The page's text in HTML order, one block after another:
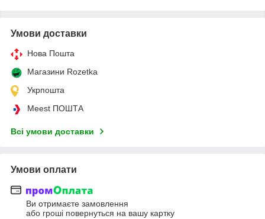
Умови доставки
Нова Пошта
Магазини Rozetka
Укрпошта
Meest ПОШТА
Всі умови доставки
Умови оплати
Ви отримаєте замовлення
або гроші повернуться на вашу картку